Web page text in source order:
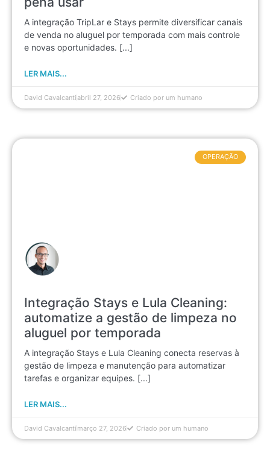
A integração TripLar e Stays permite diversificar canais
de venda no aluguel por temporada com mais controle
e novas oportunidades. [...]
LER MAIS...
David Cavalcantiabril 27, 2026 Criado por um humano
Integração Stays e Lula Cleaning:
automatize a gestão de limpeza no
aluguel por temporada
A integração Stays e Lula Cleaning conecta reservas à
gestão de limpeza e manutenção para automatizar
tarefas e organizar equipes. [...]
LER MAIS...
OPERAÇÃO
David Cavalcanti março 27, 2026 Criado por um humano